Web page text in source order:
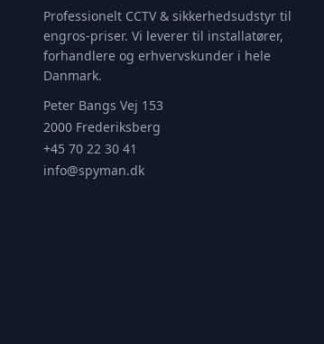
Professionelt CCTV & sikkerhedsudstyr til
engros-priser. Vi leverer til installatører,
forhandlere og erhvervskunder i hele
Danmark.
Peter Bangs Vej 153
2000 Frederiksberg
+45 70 22 30 41
info@spyman.dk